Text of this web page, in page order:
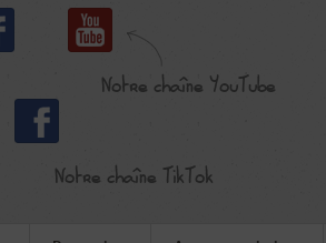
Notre chaîne YouTube
Notre chaîne TikTok